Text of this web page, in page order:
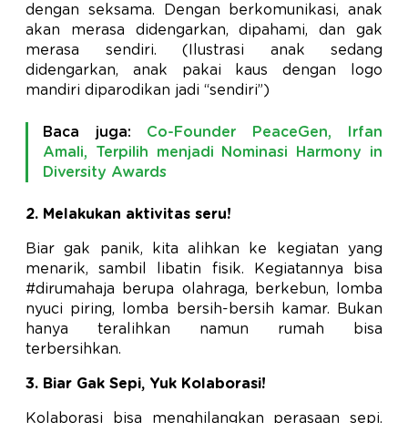
dengan seksama. Dengan berkomunikasi, anak
akan merasa didengarkan, dipahami, dan gak
merasa sendiri. (Ilustrasi anak sedang
didengarkan, anak pakai kaus dengan logo
mandiri diparodikan jadi “sendiri”)
Baca juga: Co-Founder PeaceGen, Irfan
Amali, Terpilih menjadi Nominasi Harmony in
Diversity Awards
2. Melakukan aktivitas seru!
Biar gak panik, kita alihkan ke kegiatan yang
menarik, sambil libatin fisik. Kegiatannya bisa
#dirumahaja berupa olahraga, berkebun, lomba
nyuci piring, lomba bersih-bersih kamar. Bukan
hanya teralihkan namun rumah bisa
terbersihkan.
3. Biar Gak Sepi, Yuk Kolaborasi!
Kolaborasi bisa menghilangkan perasaan sepi.